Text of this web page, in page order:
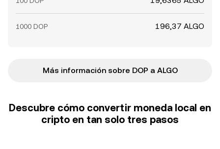
1000 DOP 196,37 ALGO
Más información sobre DOP a ALGO
Descubre cómo convertir moneda local en
cripto en tan solo tres pasos